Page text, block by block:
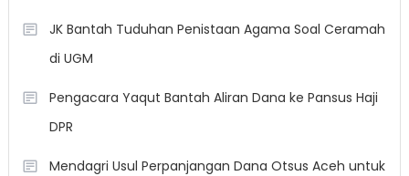
JK Bantah Tuduhan Penistaan Agama Soal Ceramah
di UGM
Pengacara Yaqut Bantah Aliran Dana ke Pansus Haji
DPR
Mendagri Usul Perpanjangan Dana Otsus Aceh untuk